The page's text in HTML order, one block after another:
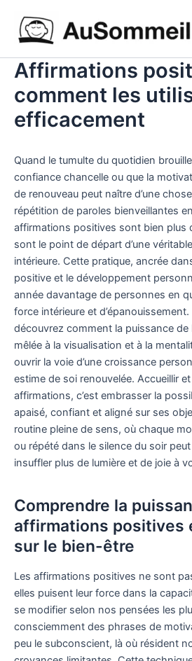
contenu
Affirmations
comment les
efficacement
Quand le tumulte du quotidien brouille
confiance chancelle ou que la
de renouveau peut naître d’une
répétition de paroles bienveillantes
affirmations positives sont bien plus
sont le point de départ d’une
intérieure. Cette pratique, ancrée
positive et le développement
année davantage de personnes en
force intérieure et
découvrez comment la puissance de
mêlée à la visualisation et à la
ouvrir la voie d’une croissance
estime de soi renouvelée. Accueillir
affirmations, c’est embrasser la
apaisé, confiant et aligné sur ses
routine pleine de sens, où chaque
ou répété dans le silence du soir
insuffler plus de lumière et de joie à
Comprendre la
affirmations positives
sur le bien-être
Les affirmations positives ne sont
elles puisent leur force dans la
se modifier selon nos pensées les
consciemment des phrases de
peu le subconscient, là où résident